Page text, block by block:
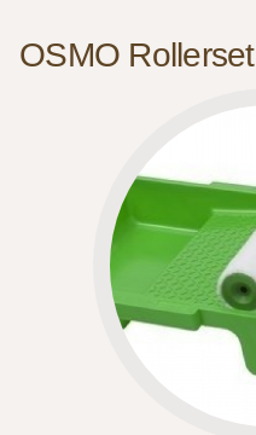
OSMO Rollerset